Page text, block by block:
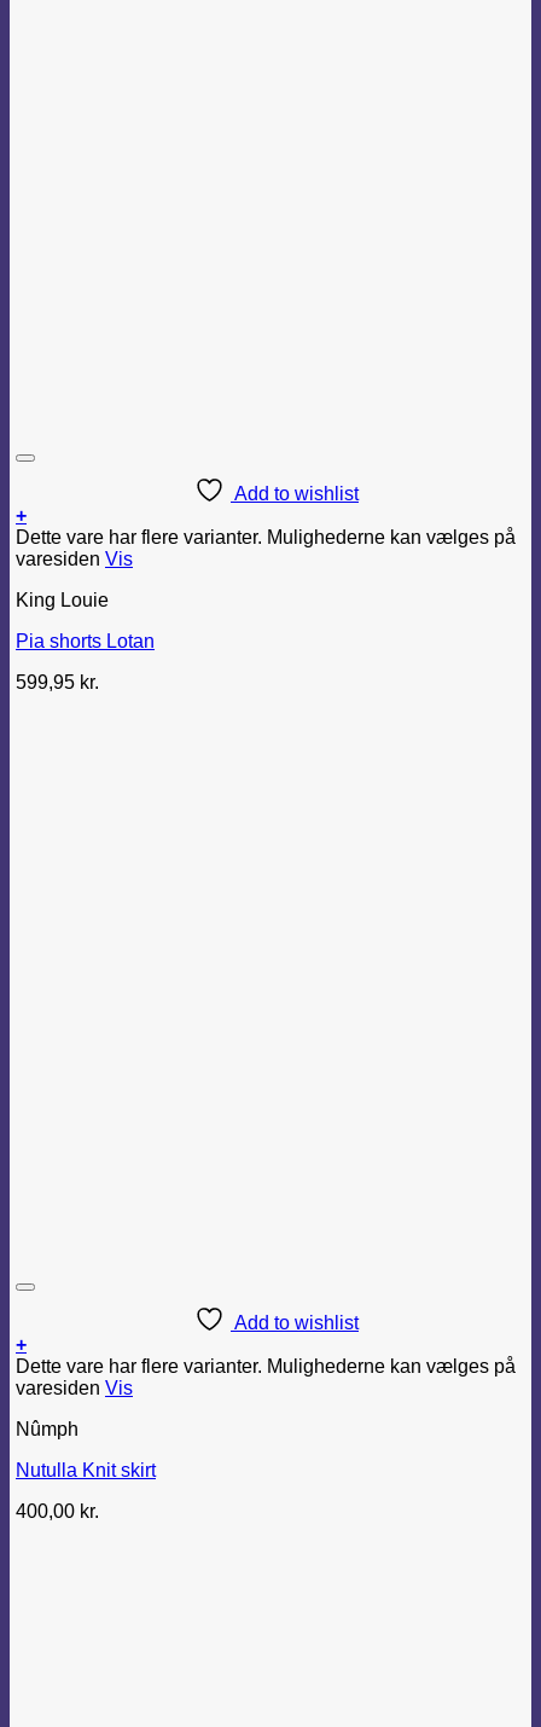
Add to wishlist
+
Dette vare har flere varianter. Mulighederne kan vælges på
varesiden Vis
King Louie
Pia shorts Lotan
599,95 kr.
Add to wishlist
+
Dette vare har flere varianter. Mulighederne kan vælges på
varesiden Vis
Nûmph
Nutulla Knit skirt
400,00 kr.